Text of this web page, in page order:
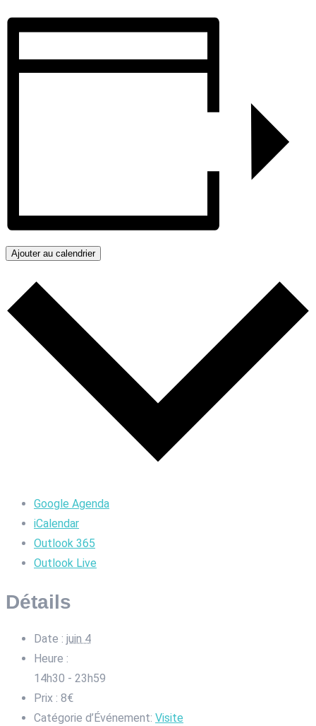
Ajouter au calendrier
Google Agenda
iCalendar
Outlook 365
Outlook Live
Détails
Date : juin 4
Heure :
14h30 - 23h59
Prix : 8€
Catégorie d’Événement: Visite